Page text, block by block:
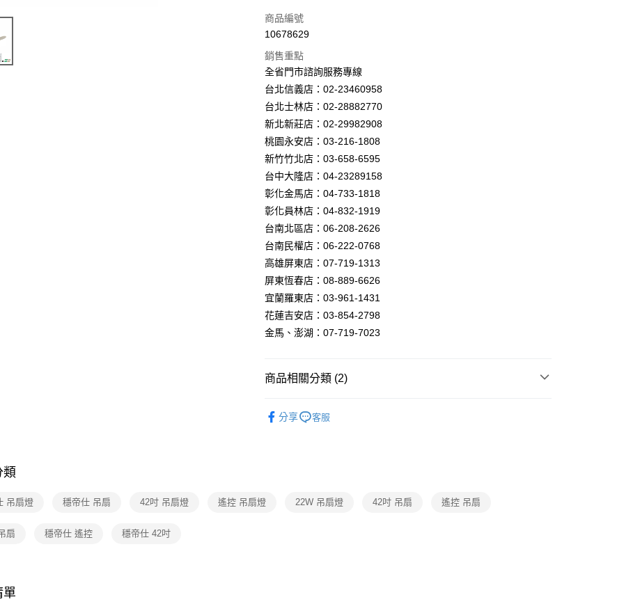
信用卡一次付款
Apple Pay
街口支付
悠遊付
Google Pay
全盈+PAY
AFTEE先享後付
相關說明
【關於「AFTEE先享後付」】
AFTEE先享後付是「在收到商品之後才付款」的支付方式。 讓您購物簡單
便利好安心！
１．簡單：不需註冊會員、不需綁卡、不需儲值。
２．便利：只要手機號碼，簡訊認證，即可結帳。
【「AFTEE先享後付」結帳流程】
１．於結帳方式選擇「AFTEE先享後付」後，將跳轉至「AFTEE先享後
付」結帳頁面，進行簡訊認證並確認金額後，即可完成結帳。
／ATM／網路銀行／等多元方式進行付款，方視為交易完成。
先享後付繳納相關費用。
交易，需依本服務之必要範圍內提供個人資料，並將交易相關給付款項請
ATM付款
運送方式
每筆NT$180，滿NT$5,000(含以上)免運費
商品編號
10678629
銷售重點
全省門市諮詢服務專線
台北信義店：02-23460958
台北士林店：02-28882770
新北新莊店：02-29982908
桃園永安店：03-216-1808
新竹竹北店：03-658-6595
台中大隆店：04-23289158
彰化金馬店：04-733-1818
彰化員林店：04-832-1919
台南北區店：06-208-2626
台南民權店：06-222-0768
高雄屏東店：07-719-1313
屏東恆春店：08-889-6626
宜蘭羅東店：03-961-1431
花蓮吉安店：03-854-2798
金馬、澎湖：07-719-7023
商品相關分類 (2)
分享 客服
類
吊扇燈 穩帝仕 吊扇 42吋 吊扇燈 遙控 吊扇燈 22W 吊扇燈 42吋 吊扇 遙控 吊扇
扇 穩帝仕 遙控 穩帝仕 42吋
單